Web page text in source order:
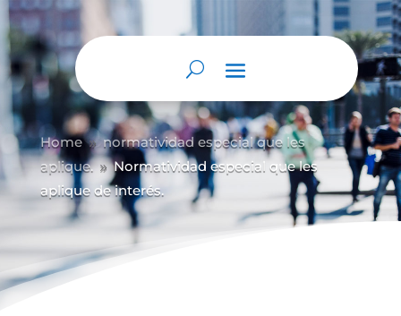
Home 9 normatividad especial que les
aplique. 9 Normatividad especial que les
aplique de interés.